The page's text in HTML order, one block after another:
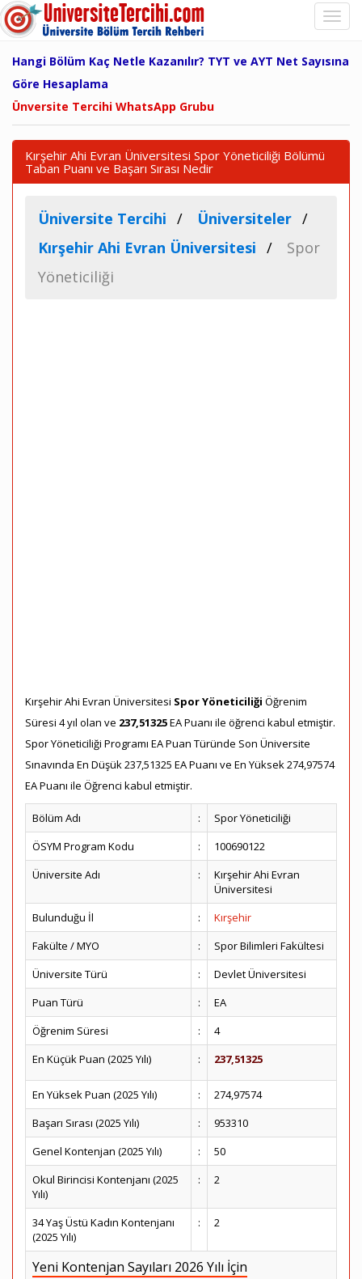
Hangi Bölüm Kaç Netle Kazanılır? TYT ve AYT Net Sayısına
Göre Hesaplama
Ünversite Tercihi WhatsApp Grubu
Kırşehir Ahi Evran Üniversitesi Spor Yöneticiliği Bölümü
Taban Puanı ve Başarı Sırası Nedir
Üniversite Tercihi
Üniversiteler
Kırşehir Ahi Evran Üniversitesi
Spor
Yöneticiliği
Kırşehir Ahi Evran Üniversitesi Spor Yöneticiliği Öğrenim
Süresi 4 yıl olan ve 237,51325EA Puanı ile öğrenci kabul etmiştir.
Spor Yöneticiliği Programı EA Puan Türünde Son Üniversite
Sınavında En Düşük 237,51325 EA Puanı ve En Yüksek 274,97574
EA Puanı ile Öğrenci kabul etmiştir.
Bölüm Adı :
Spor Yöneticiliği
ÖSYM Program Kodu
:
100690122
Üniversite Adı
:
Kırşehir Ahi Evran
Üniversitesi
Bulunduğu İl
:
Kırşehir
Fakülte / MYO
:
Spor Bilimleri Fakültesi
Üniversite Türü
:
Devlet Üniversitesi
Puan Türü
:
EA
Öğrenim Süresi
:
4
En Küçük Puan (2025 Yılı)
: 237,51325
En Yüksek Puan (2025 Yılı) :
274,97574
Başarı Sırası (2025 Yılı)
:
953310
Genel Kontenjan (2025 Yılı)
:
50
Okul Birincisi Kontenjanı (2025
Yılı)
: 2
34 Yaş Üstü Kadın Kontenjanı
(2025 Yılı)
: 2
Yeni Kontenjan Sayıları 2026 Yılı İçin